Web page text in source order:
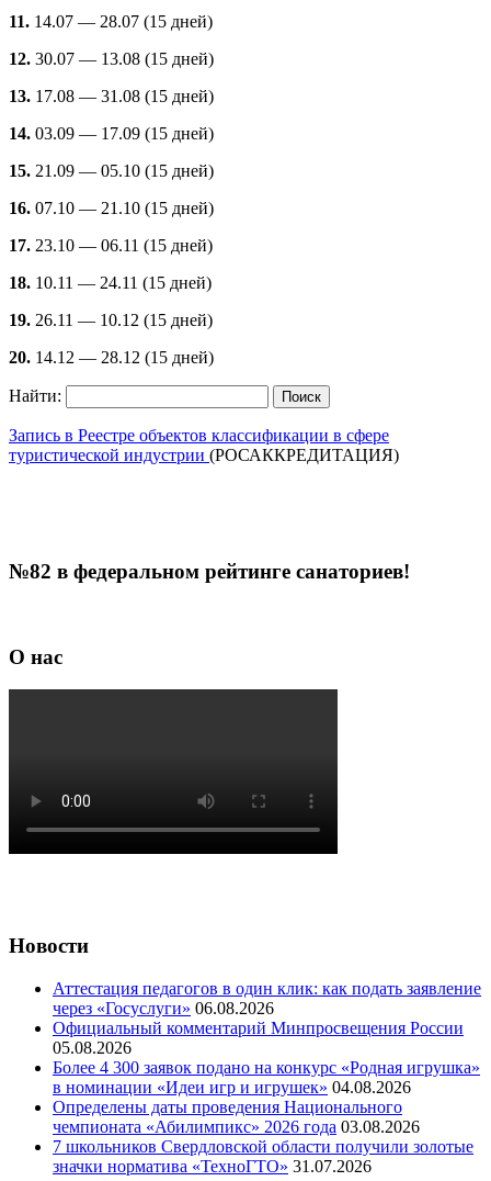
11. 14.07 — 28.07 (15 дней)
12. 30.07 — 13.08 (15 дней)
13. 17.08 — 31.08 (15 дней)
14. 03.09 — 17.09 (15 дней)
15. 21.09 — 05.10 (15 дней)
16. 07.10 — 21.10 (15 дней)
17. 23.10 — 06.11 (15 дней)
18. 10.11 — 24.11 (15 дней)
19. 26.11 — 10.12 (15 дней)
20. 14.12 — 28.12 (15 дней)
Найти:
Запись в Реестре объектов классификации в сфере
туристической индустрии (РОСАККРЕДИТАЦИЯ)
№82 в федеральном рейтинге санаториев!
О нас
Новости
Аттестация педагогов в один клик: как подать заявление
через «Госуслуги» 06.08.2026
Официальный комментарий Минпросвещения России
05.08.2026
Более 4 300 заявок подано на конкурс «Родная игрушка»
в номинации «Идеи игр и игрушек» 04.08.2026
Определены даты проведения Национального
чемпионата «Абилимпикс» 2026 года 03.08.2026
7 школьников Свердловской области получили золотые
значки норматива «ТехноГТО» 31.07.2026